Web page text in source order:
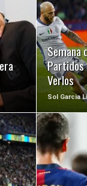
Semana
Partidos
Verlos
Sol Garcia